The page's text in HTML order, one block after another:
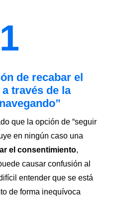
1
de recabar el
través de la
que la opción de “seguir
en ningún caso una
el consentimiento,
causar confusión al
entender que se está
de forma inequívoca